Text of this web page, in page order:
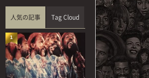
人気の記事 Tag Cloud
1